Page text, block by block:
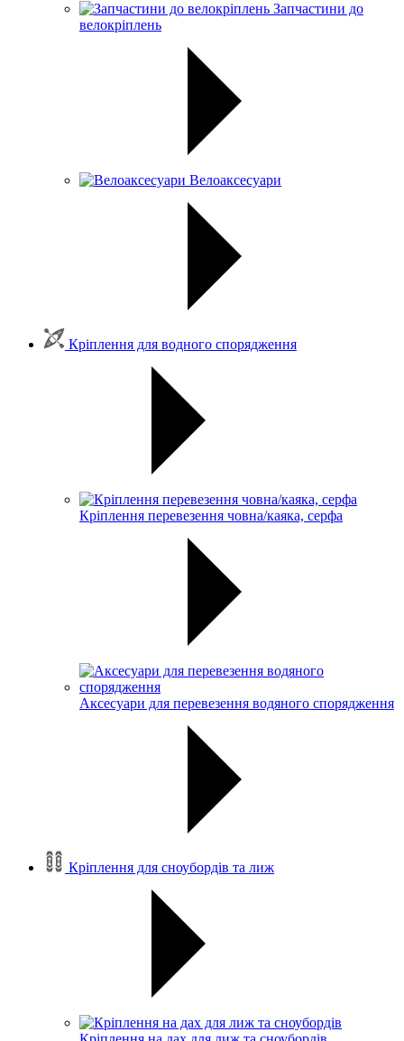
Запчастини до
велокріплень
Велоаксесуари
Кріплення для водного спорядження
Кріплення перевезення човна/каяка, серфа
Аксесуари для перевезення водяного спорядження
Кріплення для сноубордів та лиж